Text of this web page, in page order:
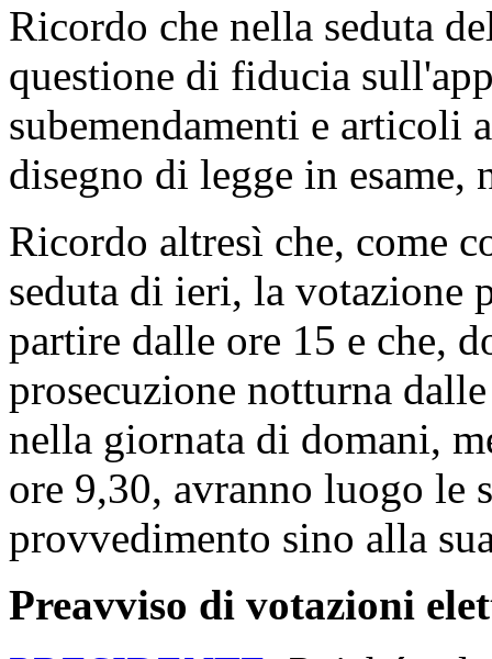
Ricordo che nella seduta
questione di fiducia
subemendamenti e
disegno di legge in esame,
Ricordo altresì che, come
seduta di ieri, la votazione
partire dalle ore 15 e che,
prosecuzione notturna
nella giornata di domani,
ore 9,30, avranno luogo le
provvedimento sino alla
Preavviso di votazioni